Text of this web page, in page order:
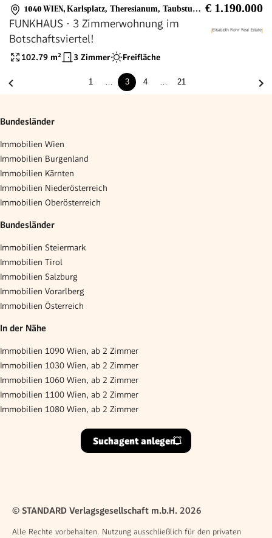
1040 WIEN, Karlsplatz, Theresianum, Taubstummengasse € 1.190.000
FUNKHAUS - 3 Zimmerwohnung im
Botschaftsviertel!
102.79 m² 3 Zimmer Freifläche
1 … 3 4 … 21
Bundesländer
Immobilien Wien
Immobilien Burgenland
Immobilien Kärnten
Immobilien Niederösterreich
Immobilien Oberösterreich
Bundesländer
Immobilien Steiermark
Immobilien Tirol
Immobilien Salzburg
Immobilien Vorarlberg
Immobilien Österreich
In der Nähe
Immobilien 1090 Wien, ab 2 Zimmer
Immobilien 1030 Wien, ab 2 Zimmer
Immobilien 1060 Wien, ab 2 Zimmer
Immobilien 1100 Wien, ab 2 Zimmer
Immobilien 1080 Wien, ab 2 Zimmer
Suchagent anlegen
© STANDARD Verlagsgesellschaft m.b.H. 2026
Alle Rechte vorbehalten. Nutzung ausschließlich für den privaten